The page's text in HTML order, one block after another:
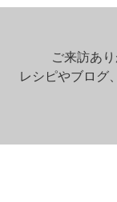
ご来訪あ
レシピやブログ